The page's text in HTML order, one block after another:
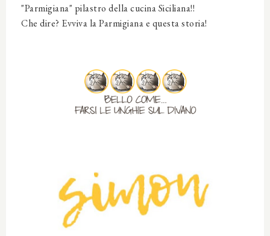
"Parmigiana" pilastro della cucina Siciliana!!
Che dire? Evviva la Parmigiana e questa storia!